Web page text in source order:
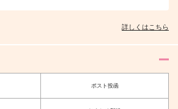
サンプル サンプル
作品詳細
詳しくはこちら
ポスト投函